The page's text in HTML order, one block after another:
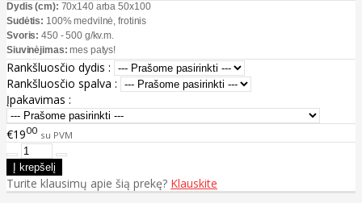
Dydis (cm): 70x140 arba 50x100
Sudėtis: 100% medvilnė, frotinis
Svoris: 450 - 500 g/kv.m.
Siuvinėjimas: mes patys!
Rankšluosčio dydis :
Rankšluosčio spalva :
Įpakavimas :
€1900 su PVM
Turite klausimų apie šią prekę? Klauskite